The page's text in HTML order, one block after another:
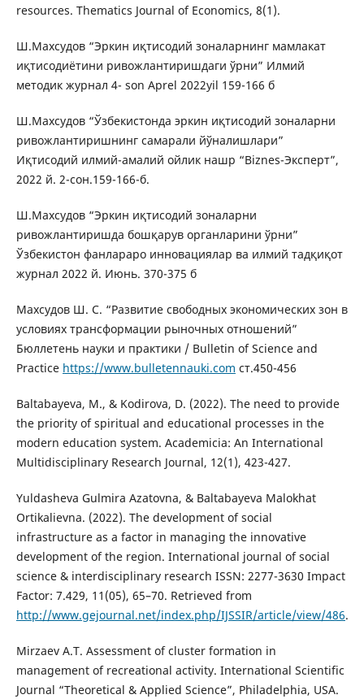
resources. Thematics Journal of Economics, 8(1).
Ш.Махсудов “Эркин иқтисодий зоналарнинг мамлакат
иқтисодиётини ривожлантиришдаги ўрни” Илмий
методик журнал 4- son Aprel 2022yil 159-166 б
Ш.Махсудов “Ўзбекистонда эркин иқтисодий зоналарни
ривожлантиришнинг самарали йўналишлари”
Иқтисодий илмий-амалий ойлик нашр “Biznes-Эксперт”,
2022 й. 2-сон.159-166-б.
Ш.Махсудов “Эркин иқтисодий зоналарни
ривожлантиришда бошқарув органларини ўрни”
Ўзбекистон фанлараро инновациялар ва илмий тадқиқот
журнал 2022 й. Июнь. 370-375 б
Махсудов Ш. С. “Развитие свободных экономических зон в
условиях трансформации рыночных отношений”
Бюллетень науки и практики / Bulletin of Science and
Practice https://www.bulletennauki.com ст.450-456
Baltabayeva, M., & Kodirova, D. (2022). The need to provide
the priority of spiritual and educational processes in the
modern education system. Academicia: An International
Multidisciplinary Research Journal, 12(1), 423-427.
Yuldasheva Gulmira Azatovna, & Baltabayeva Malokhat
Ortikalievna. (2022). The development of social
infrastructure as a factor in managing the innovative
development of the region. International journal of social
science & interdisciplinary research ISSN: 2277-3630 Impact
Factor: 7.429, 11(05), 65–70. Retrieved from
http://www.gejournal.net/index.php/IJSSIR/article/view/486.
Mirzaev A.T. Assessment of cluster formation in
management of recreational activity. International Scientific
Journal “Theoretical & Applied Science”, Philadelphia, USA.